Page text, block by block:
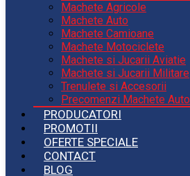
Machete Agricole
Machete Auto
Machete Camioane
Machete Motociclete
Machete si Jucarii Aviatie
Machete si Jucarii Militare
Trenulete si Accesorii
Precomenzi Machete Auto
PRODUCATORI
PROMOTII
OFERTE SPECIALE
CONTACT
BLOG